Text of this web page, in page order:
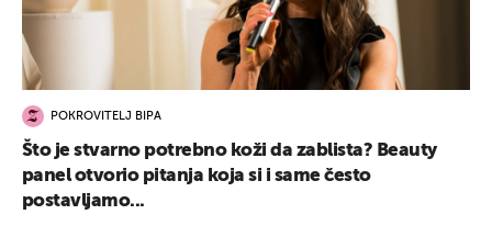
POKROVITELJ BIPA
Što je stvarno potrebno koži da zablista? Beauty
panel otvorio pitanja koja si i same često
postavljamo...